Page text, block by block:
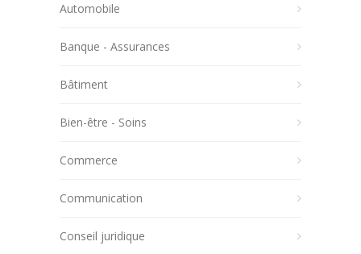
Automobile
Banque - Assurances
Bâtiment
Bien-être - Soins
Commerce
Communication
Conseil juridique